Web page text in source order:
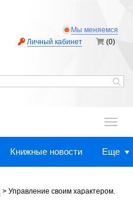
Мы меняемся
Личный кабинет
(0)
.
Книжные новости Еще
> Управление своим характером.